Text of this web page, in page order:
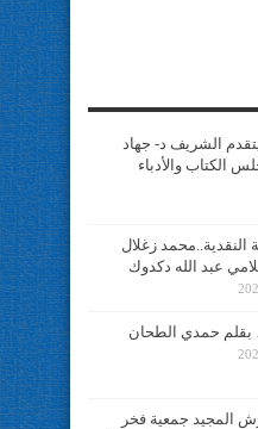
الشريف د- جهاد
والأدباء
النقدية..محمد زغلال
عبد الله دكدوك
بقلم حمدي الطحان
المجيد جمعية فخر